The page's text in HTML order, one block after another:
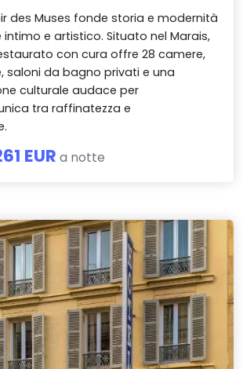
des Muses fonde storia e modernità
e artistico. Situato nel Marais,
con cura offre 28 camere,
saloni da bagno privati e una
culturale audace per
tra raffinatezza e
EUR a notte